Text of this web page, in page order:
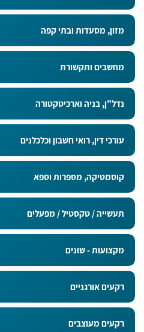
מזון, מסעדות ובתי קפה
מחשבים ותקשורת
נדל"ן, בניה וארכיטקטורה
עורכי דין, רואי חשבון וכלכלנים
קוסמטיקה, מספרות וספא
תעשייה / טקסטיל / מפעלים
מקצועות - שונים
רקעים אורגניים
רקעים מעוצבים